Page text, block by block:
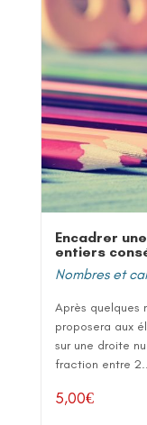
Encadrer
entiers
Nombres et
Après quelques
proposera aux
sur une droite
fraction entre
5,00€